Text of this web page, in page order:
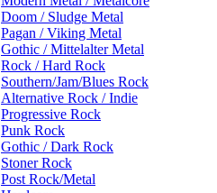
Doom / Sludge Metal
Pagan / Viking Metal
Gothic / Mittelalter Metal
Rock / Hard Rock
Southern/Jam/Blues Rock
Alternative Rock / Indie
Progressive Rock
Punk Rock
Gothic / Dark Rock
Stoner Rock
Post Rock/Metal